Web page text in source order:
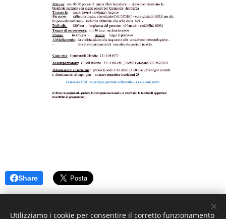
Share
Utilizziamo i cookie per consentire il corretto funzionamento